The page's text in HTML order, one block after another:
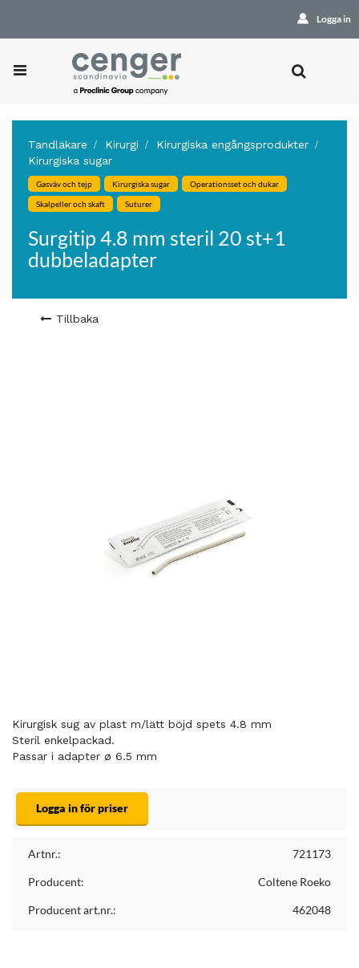
Logga in
Tandläkare Kirurgi
Kirurgiska engångsprodukter
Kirurgiska sugar
Gasväv och tejp Kirurgiska sugar Operationsset och dukar
Skalpeller och skaft Suturer
Surgitip 4.8 mm steril 20 st+1
dubbeladapter
Tillbaka
Kirurgisk sug av plast m/lätt böjd spets 4.8 mm
Steril enkelpackad.
Passar i adapter ø 6.5 mm
Logga in för priser
Artnr.: 721173
Producent: Coltene Roeko
Producent art.nr.: 462048